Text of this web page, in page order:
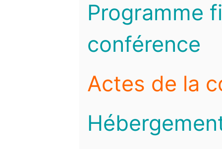
Programme
conférence
Actes de la